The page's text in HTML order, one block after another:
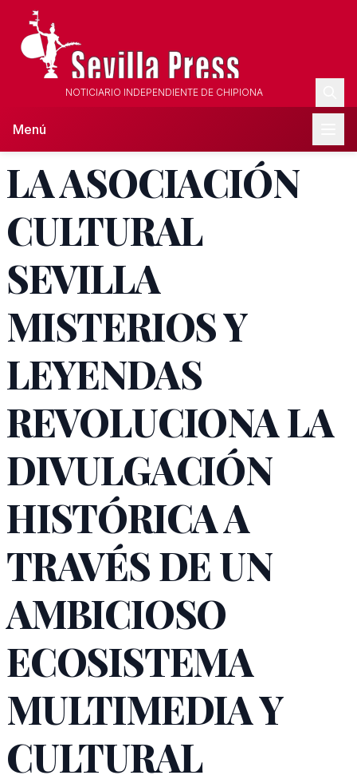
NOTICIARIO INDEPENDIENTE DE CHIPIONA
Menú
LA ASOCIACIÓN
CULTURAL
SEVILLA
MISTERIOS Y
LEYENDAS
REVOLUCIONA LA
DIVULGACIÓN
HISTÓRICA A
TRAVÉS DE UN
AMBICIOSO
ECOSISTEMA
MULTIMEDIA Y
CULTURAL